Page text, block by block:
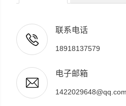
联系电话
18918137579
电子邮箱
1422029648@qq.com